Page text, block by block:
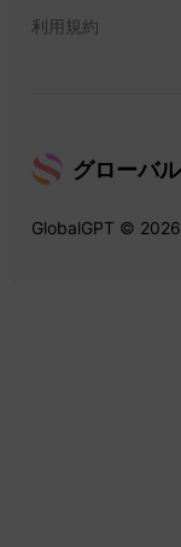
利用規約
グローバ
GlobalGPT ©